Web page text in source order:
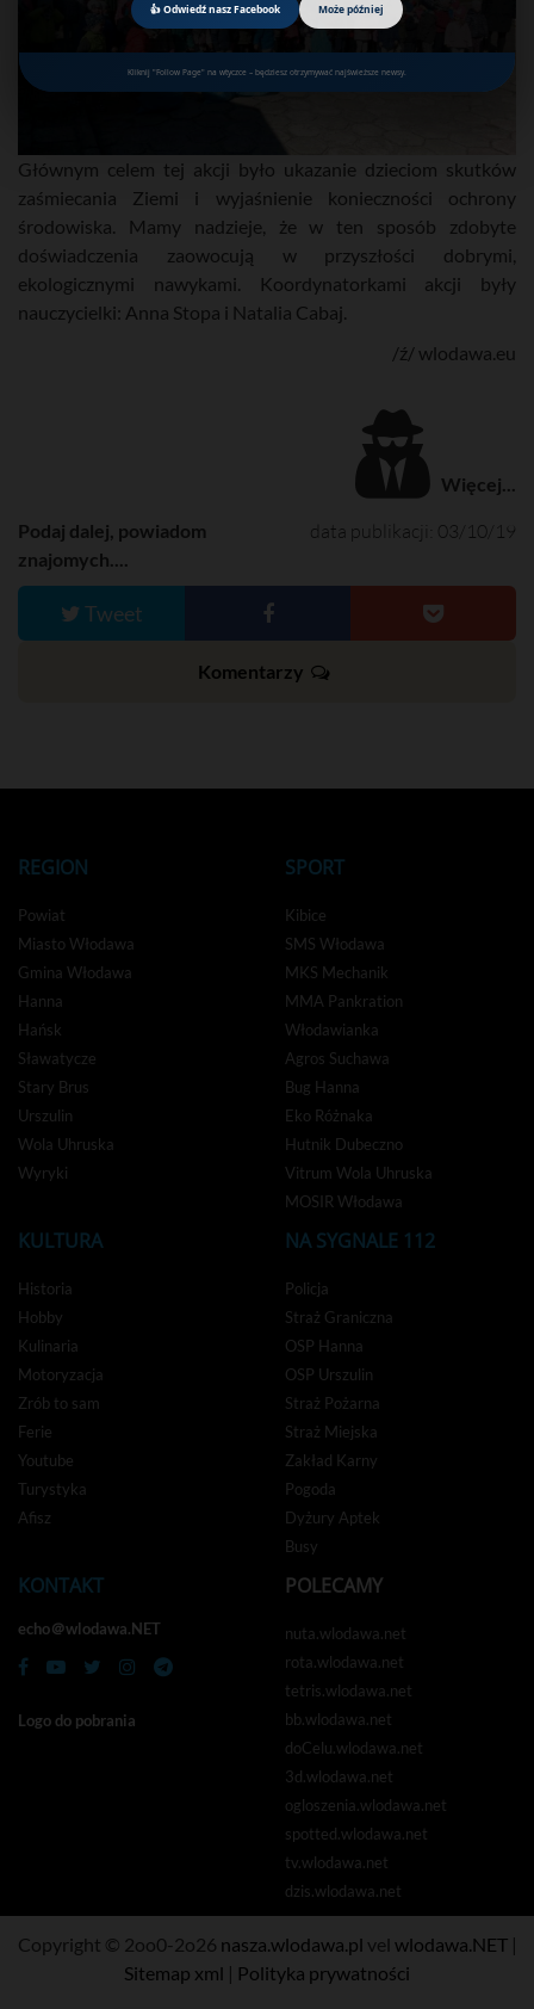
👍 Odwiedź nasz Facebook Może później
Kliknij "Follow Page" na wtyczce – będziesz otrzymywać najświeższe newsy.
Głównym celem tej akcji było ukazanie dzieciom skutków
zaśmiecania Ziemi i wyjaśnienie konieczności ochrony
środowiska. Mamy nadzieje, że w ten sposób zdobyte
doświadczenia zaowocują w przyszłości dobrymi,
ekologicznymi nawykami. Koordynatorkami akcji były
nauczycielki: Anna Stopa i Natalia Cabaj.
/ź/ wlodawa.eu
Więcej...
data publikacji: 03/10/19
Podaj dalej, powiadom
znajomych....
Tweet
Komentarzy
REGION
Powiat
Miasto Włodawa
Gmina Włodawa
Hanna
Hańsk
Sławatycze
Stary Brus
Urszulin
Wola Uhruska
Wyryki
SPORT
Kibice
SMS Włodawa
MKS Mechanik
MMA Pankration
Włodawianka
Agros Suchawa
Bug Hanna
Eko Różnaka
Hutnik Dubeczno
Vitrum Wola Uhruska
MOSIR Włodawa
KULTURA
Historia
Hobby
Kulinaria
Motoryzacja
Zrób to sam
Ferie
Youtube
Turystyka
Afisz
NA SYGNALE 112
Policja
Straż Graniczna
OSP Hanna
OSP Urszulin
Straż Pożarna
Straż Miejska
Zakład Karny
Pogoda
Dyżury Aptek
Busy
KONTAKT
echo＠wlodawa.NET
Logo do pobrania
POLECAMY
nuta.wlodawa.net
rota.wlodawa.net
tetris.wlodawa.net
bb.wlodawa.net
doCelu.wlodawa.net
3d.wlodawa.net
ogloszenia.wlodawa.net
spotted.wlodawa.net
tv.wlodawa.net
dzis.wlodawa.net
Copyright © 2oo0-2o26 nasza.wlodawa.pl vel wlodawa.NET|
Sitemap xml | Polityka prywatności